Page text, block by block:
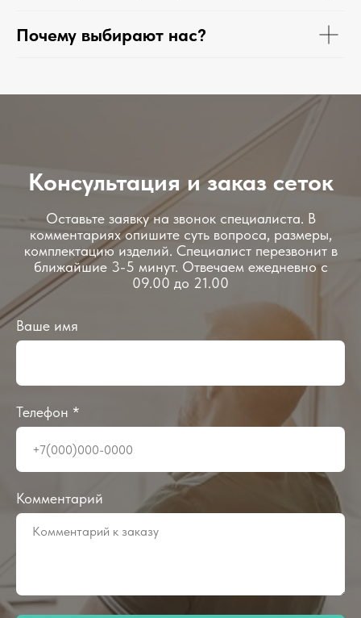
Почему выбирают нас?
Консультация и заказ сеток
Оставьте заявку на звонок специалиста. В
комментариях опишите суть вопроса, размеры,
комплектацию изделий. Специалист перезвонит в
ближайшие 3-5 минут. Отвечаем ежедневно с
09.00 до 21.00
Ваше имя
Телефон *
Комментарий